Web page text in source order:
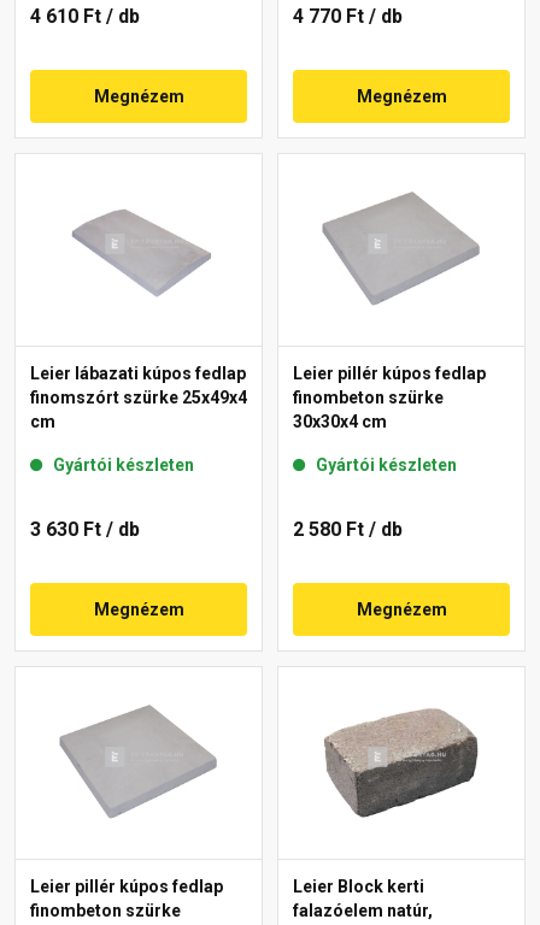
4 610 Ft / db
Megnézem
4 770 Ft / db
Megnézem
Leier lábazati kúpos fedlap
finomszórt szürke 25x49x4
cm
Gyártói készleten
3 630 Ft / db
Megnézem
Leier pillér kúpos fedlap
finombeton szürke
30x30x4 cm
Gyártói készleten
2 580 Ft / db
Megnézem
Leier pillér kúpos fedlap
finombeton szürke
Leier Block kerti
falazóelem natúr,